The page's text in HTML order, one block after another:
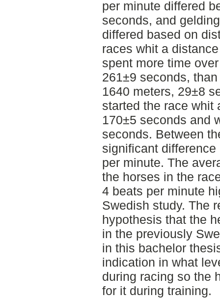
per minute differed
seconds, and
differed based on
races whit a
spent more time
261±9 seconds,
1640 meters, 29±8
started the race whit
170±5 seconds and
seconds. Between
significant
per minute. The
the horses in the
4 beats per minute
Swedish study. The
hypothesis that the
in the previously
in this bachelor
indication in what
during racing so the
for it during training.